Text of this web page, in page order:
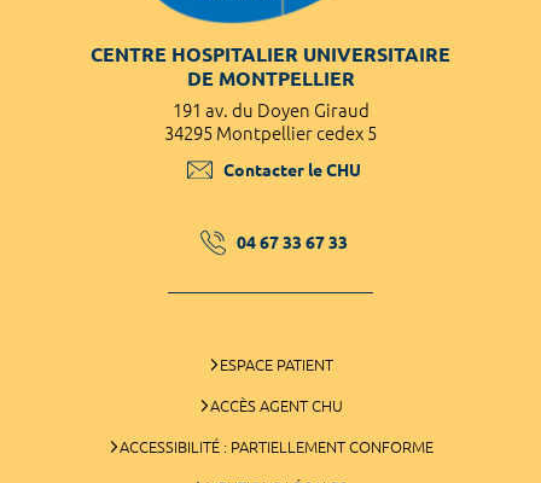
CENTRE HOSPITALIER UNIVERSITAIRE
DE MONTPELLIER
191 av. du Doyen Giraud
34295 Montpellier cedex 5
Contacter le CHU
04 67 33 67 33
ESPACE PATIENT
ACCÈS AGENT CHU
ACCESSIBILITÉ : PARTIELLEMENT CONFORME